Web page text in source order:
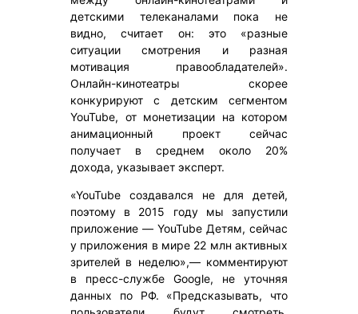
детскими телеканалами пока не
видно, считает он: это «разные
ситуации смотрения и разная
мотивация правообладателей».
Онлайн-кинотеатры скорее
конкурируют с детским сегментом
YouTube, от монетизации на котором
анимационный проект сейчас
получает в среднем около 20%
дохода, указывает эксперт.
«YouTube создавался не для детей,
поэтому в 2015 году мы запустили
приложение — YouTube Детям, сейчас
у приложения в мире 22 млн активных
зрителей в неделю»,— комментируют
в пресс-службе Google, не уточняя
данных по РФ. «Предсказывать, что